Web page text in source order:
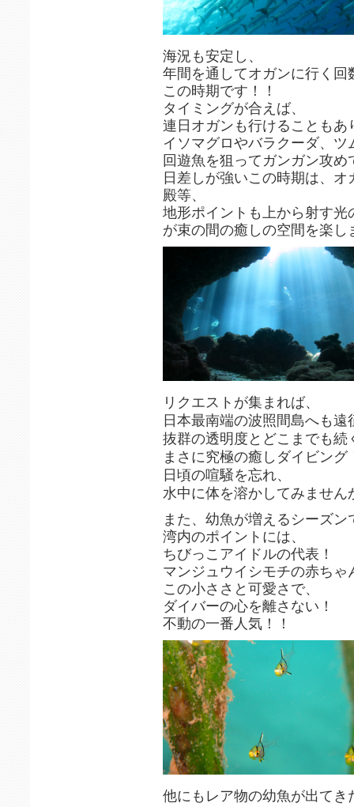
海況も安定し、
年間を通してオガンに行く回
この時期です！！
タイミングが合えば、
連日オガンも行けることもあ
イソマグロやバラクーダ、ツ
回遊魚を狙ってガンガン攻め
日差しが強いこの時期は、
殿等、
地形ポイントも上から射す光
が束の間の癒しの空間を楽し
リクエストが集まれば、
日本最南端の波照間島へも遠
抜群の透明度とどこまでも続
まさに究極の癒しダイビング
日頃の喧騒を忘れ、
水中に体を溶かしてみません
また、幼魚が増えるシーズン
湾内のポイントには、
ちびっこアイドルの代表！
マンジュウイシモチの赤ち
この小ささと可愛さで、
ダイバーの心を離さない！
不動の一番人気！！
他にもレア物の幼魚が出てき